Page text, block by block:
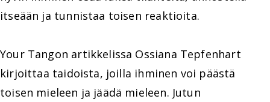
itseään ja tunnistaa toisen reaktioita.
Your Tangon artikkelissa Ossiana Tepfenhart
kirjoittaa taidoista, joilla ihminen voi päästä
toisen mieleen ja jäädä mieleen. Jutun